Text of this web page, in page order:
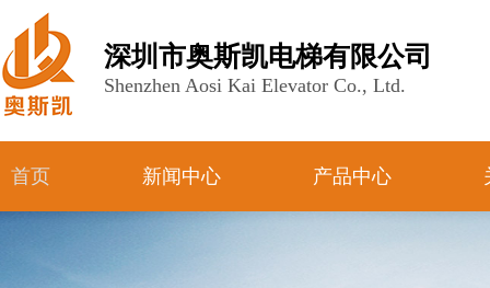
深圳市奥斯凯电梯有限公司
Shenzhen Aosi Kai Elevator Co., Ltd.
首页 新闻中心 产品中心